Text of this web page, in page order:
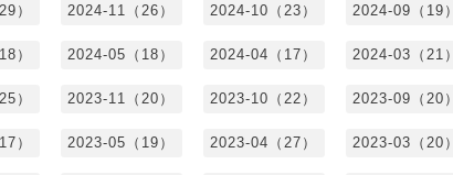
） 2024-11（26） 2024-10（23） 2024-09（19）
） 2024-05（18） 2024-04（17） 2024-03（21）
） 2023-11（20） 2023-10（22） 2023-09（20）
） 2023-05（19） 2023-04（27） 2023-03（20）